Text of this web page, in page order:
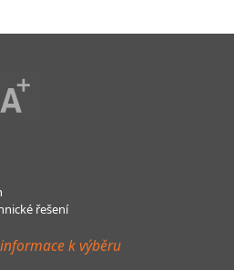
řešení
k výběru